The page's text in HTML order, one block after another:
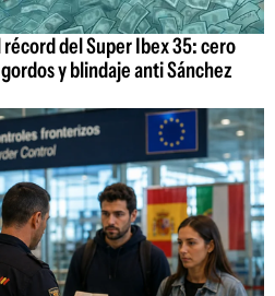
del Super Ibex 35: cero
y blindaje anti Sánchez